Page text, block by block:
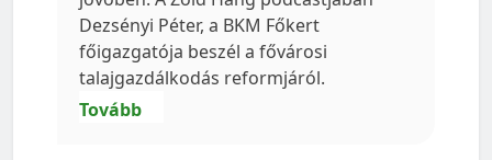
Dezsényi Péter, a BKM Főkert
főigazgatója beszél a fővárosi
talajgazdálkodás reformjáról.
Tovább